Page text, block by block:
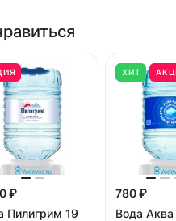
₽
Пилигрим 19
ХИТ
780 ₽
Вода